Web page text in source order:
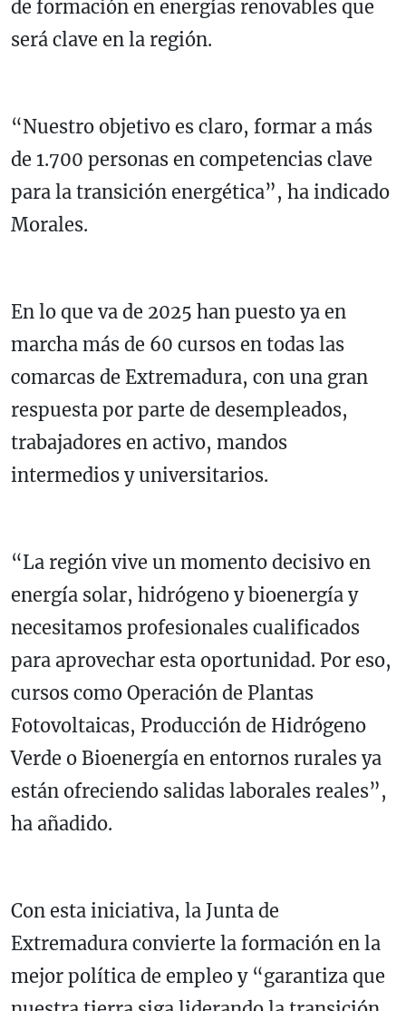
de formación en energías renovables que
será clave en la región.
“Nuestro objetivo es claro, formar a más
de 1.700 personas en competencias clave
para la transición energética”, ha indicado
Morales.
En lo que va de 2025 han puesto ya en
marcha más de 60 cursos en todas las
comarcas de Extremadura, con una gran
respuesta por parte de desempleados,
trabajadores en activo, mandos
intermedios y universitarios.
“La región vive un momento decisivo en
energía solar, hidrógeno y bioenergía y
necesitamos profesionales cualificados
para aprovechar esta oportunidad. Por eso,
cursos como Operación de Plantas
Fotovoltaicas, Producción de Hidrógeno
Verde o Bioenergía en entornos rurales ya
están ofreciendo salidas laborales reales”,
ha añadido.
Con esta iniciativa, la Junta de
Extremadura convierte la formación en la
mejor política de empleo y “garantiza que